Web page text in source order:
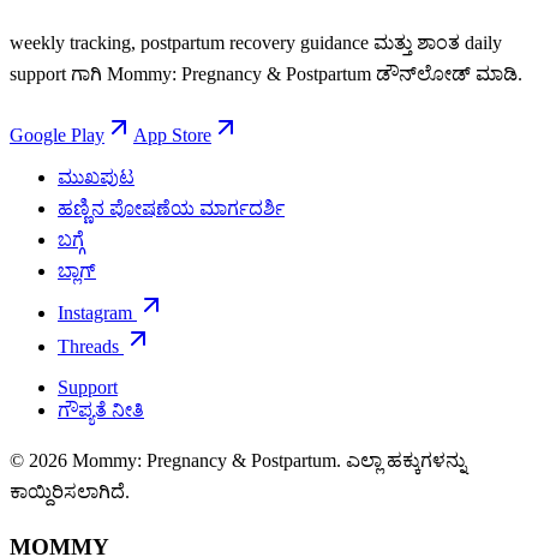
weekly tracking, postpartum recovery guidance ಮತ್ತು ಶಾಂತ daily
support ಗಾಗಿ Mommy: Pregnancy & Postpartum ಡೌನ್‌ಲೋಡ್ ಮಾಡಿ.
Google Play App Store
ಮುಖಪುಟ
ಹಣ್ಣಿನ ಪೋಷಣೆಯ ಮಾರ್ಗದರ್ಶಿ
ಬಗ್ಗೆ
ಬ್ಲಾಗ್
Instagram
Threads
Support
ಗೌಪ್ಯತೆ ನೀತಿ
© 2026 Mommy: Pregnancy & Postpartum. ಎಲ್ಲಾ ಹಕ್ಕುಗಳನ್ನು
ಕಾಯ್ದಿರಿಸಲಾಗಿದೆ.
MOMMY